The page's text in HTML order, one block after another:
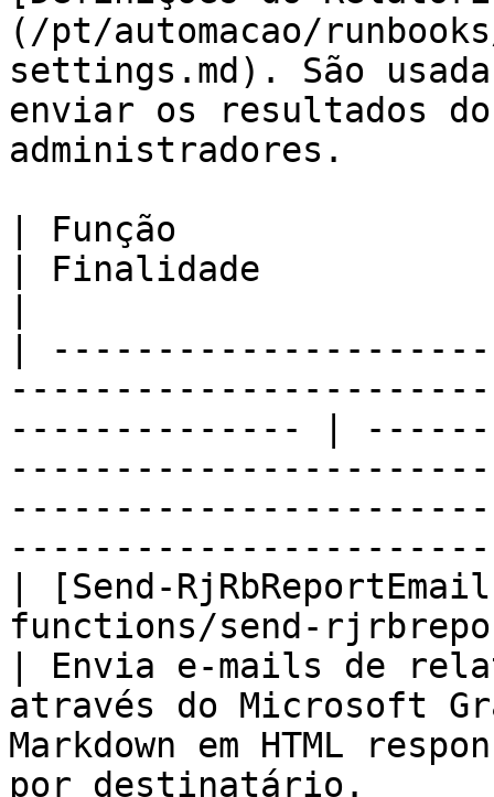
(/pt/automacao/
settings.md). São
enviar os resultados
administradores.
| Função
| Finalidade
|
-------------- |
| [Send-
functions/send-
| Envia e-mails de
através do Microsoft
Markdown em HTML
por destinatário.